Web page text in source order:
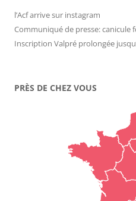
l’Acf arrive sur instagram
Communiqué de presse: canicule
Inscription Valpré prolongée
PRÈS DE CHEZ VOUS